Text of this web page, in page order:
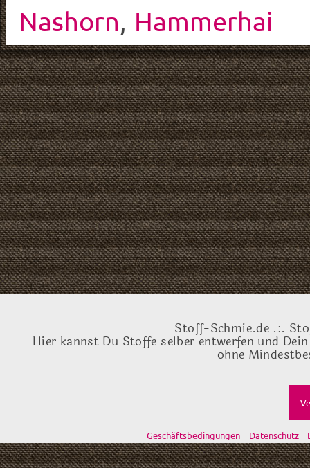
Nashorn, Hammerhai
Stoff-Schmie.de .:.
Hier kannst Du Stoffe selber entwerfen und
ohne
Geschäftsbedingungen Datenschutz